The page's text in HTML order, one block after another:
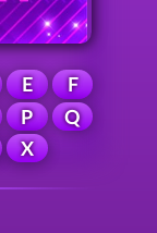
E
F
P
Q
X